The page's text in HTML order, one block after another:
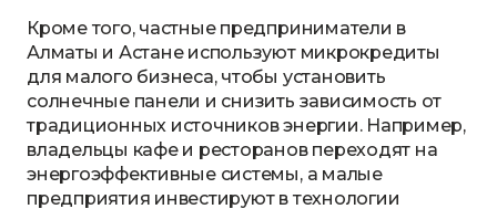
Кроме того, частные предприниматели в
Алматы и Астане используют микрокредиты
для малого бизнеса, чтобы установить
солнечные панели и снизить зависимость от
традиционных источников энергии. Например,
владельцы кафе и ресторанов переходят на
энергоэффективные системы, а малые
предприятия инвестируют в технологии